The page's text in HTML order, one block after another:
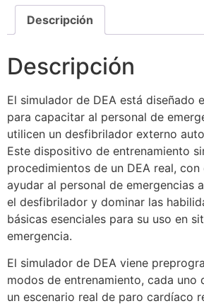
Descripción
Descripción
El simulador de DEA está diseñado
para capacitar al personal de
utilicen un desfibrilador externo
Este dispositivo de entrenamiento
procedimientos de un DEA real,
ayudar al personal de emergencias
el desfibrilador y dominar las
básicas esenciales para su uso en
emergencia.
El simulador de DEA viene
modos de entrenamiento, cada uno
un escenario real de paro cardíaco